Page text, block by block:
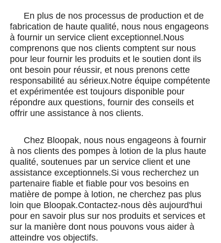
En plus de nos processus de production et de
fabrication de haute qualité, nous nous engageons
à fournir un service client exceptionnel.Nous
comprenons que nos clients comptent sur nous
pour leur fournir les produits et le soutien dont ils
ont besoin pour réussir, et nous prenons cette
responsabilité au sérieux.Notre équipe compétente
et expérimentée est toujours disponible pour
répondre aux questions, fournir des conseils et
offrir une assistance à nos clients.
Chez Bloopak, nous nous engageons à fournir
à nos clients des pompes à lotion de la plus haute
qualité, soutenues par un service client et une
assistance exceptionnels.Si vous recherchez un
partenaire fiable et fiable pour vos besoins en
matière de pompe à lotion, ne cherchez pas plus
loin que Bloopak.Contactez-nous dès aujourd'hui
pour en savoir plus sur nos produits et services et
sur la manière dont nous pouvons vous aider à
atteindre vos objectifs.